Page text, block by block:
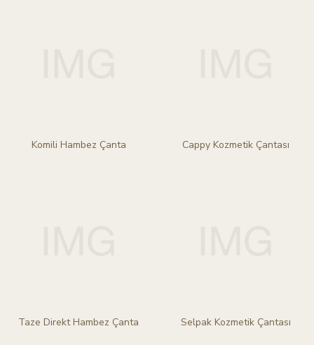
Komili Hambez Çanta Cappy Kozmetik Çantası
Taze Direkt Hambez Çanta Selpak Kozmetik Çantası